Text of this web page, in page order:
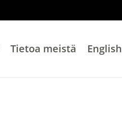
Tietoa meistä English